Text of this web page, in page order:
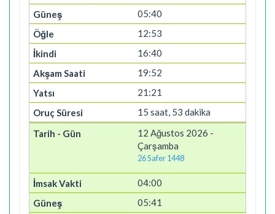
05:40
12:53
16:40
19:52
21:21
15 saat, 53 dakika
12 Ağustos 2026 -
Çarşamba
26 Safer 1448
04:00
05:41